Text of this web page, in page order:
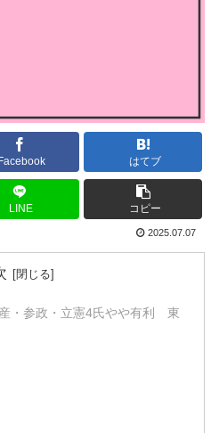
Facebook はてブ
LINE コピー
2025.07.07
・参政・立憲4氏やや有利 東